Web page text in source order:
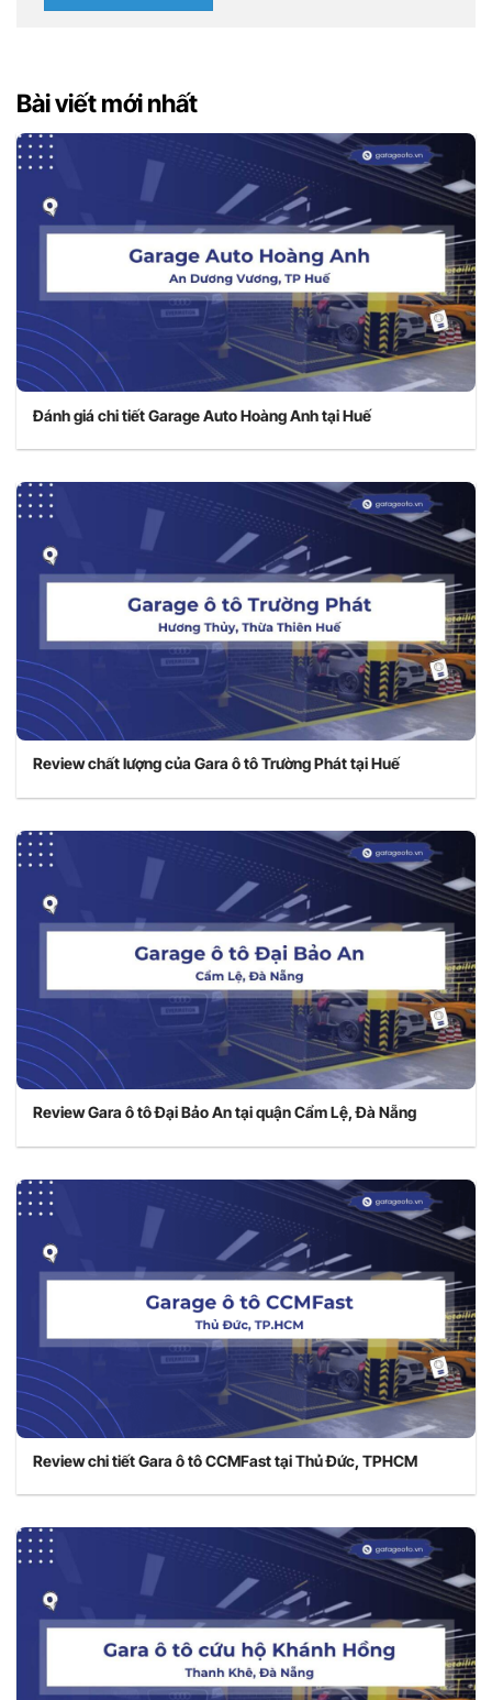
Bài viết mới nhất
Đánh giá chi tiết Garage Auto Hoàng Anh tại Huế
Review chất lượng của Gara ô tô Trường Phát tại Huế
Review Gara ô tô Đại Bảo An tại quận Cẩm Lệ, Đà Nẵng
Review chi tiết Gara ô tô CCMFast tại Thủ Đức, TPHCM